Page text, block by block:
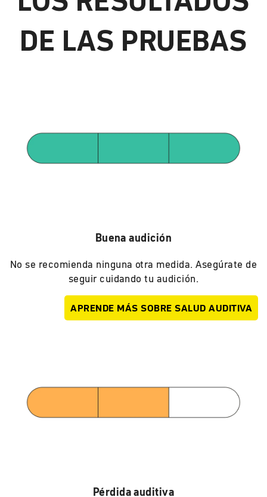
DE LAS PRUEBAS
Buena audición
No se recomienda ninguna otra medida. Asegúrate de
seguir cuidando tu audición.
APRENDE MÁS SOBRE SALUD AUDITIVA
Pérdida auditiva